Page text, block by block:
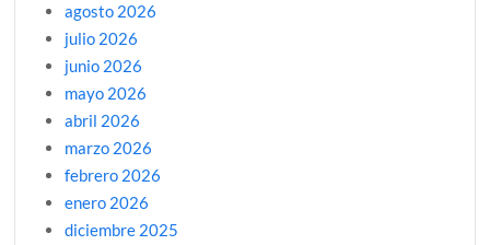
agosto 2026
julio 2026
junio 2026
mayo 2026
abril 2026
marzo 2026
febrero 2026
enero 2026
diciembre 2025